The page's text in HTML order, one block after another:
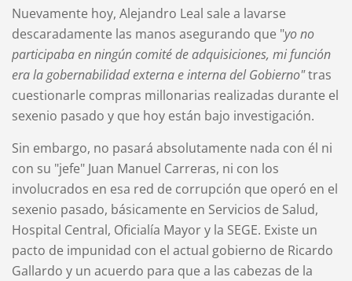
Nuevamente hoy, Alejandro Leal sale a lavarse
descaradamente las manos asegurando que "yo no
participaba en ningún comité de adquisiciones, mi función
era la gobernabilidad externa e interna del Gobierno"tras
cuestionarle compras millonarias realizadas durante el
sexenio pasado y que hoy están bajo investigación.
Sin embargo, no pasará absolutamente nada con él ni
con su "jefe" Juan Manuel Carreras, ni con los
involucrados en esa red de corrupción que operó en el
sexenio pasado, básicamente en Servicios de Salud,
Hospital Central, Oficialía Mayor y la SEGE. Existe un
pacto de impunidad con el actual gobierno de Ricardo
Gallardo y un acuerdo para que a las cabezas de la